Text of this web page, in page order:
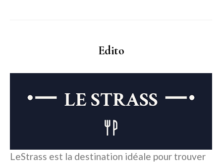
Edito
LeStrass est la destination idéale pour trouver